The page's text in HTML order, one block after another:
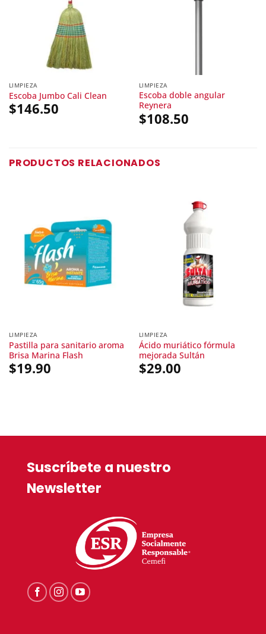
LIMPIEZA
Escoba Jumbo Cali Clean
$146.50
LIMPIEZA
Escoba doble angular
Reynera
$108.50
PRODUCTOS RELACIONADOS
LIMPIEZA
Pastilla para sanitario aroma
Brisa Marina Flash
$19.90
LIMPIEZA
Ácido muriático fórmula
mejorada Sultán
$29.00
Suscríbete a nuestro
Newsletter